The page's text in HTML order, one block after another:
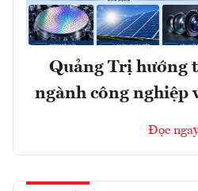
Quảng Trị hướng
ngành công nghiệp
Đọc